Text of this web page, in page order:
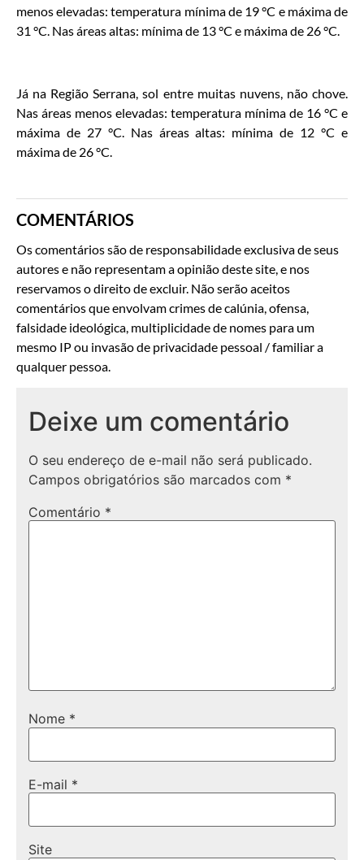
menos elevadas: temperatura mínima de 19 °C e máxima de
31 °C. Nas áreas altas: mínima de 13 °C e máxima de 26 °C.
Já na Região Serrana, sol entre muitas nuvens, não chove.
Nas áreas menos elevadas: temperatura mínima de 16 °C e
máxima de 27 °C. Nas áreas altas: mínima de 12 °C e
máxima de 26 °C.
COMENTÁRIOS
Os comentários são de responsabilidade exclusiva de seus
autores e não representam a opinião deste site, e nos
reservamos o direito de excluir. Não serão aceitos
comentários que envolvam crimes de calúnia, ofensa,
falsidade ideológica, multiplicidade de nomes para um
mesmo IP ou invasão de privacidade pessoal / familiar a
qualquer pessoa.
Deixe um comentário
O seu endereço de e-mail não será publicado.
Campos obrigatórios são marcados com *
Comentário *
Nome *
E-mail *
Site